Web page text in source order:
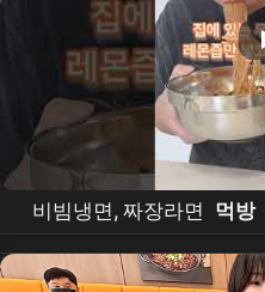
비빔냉면, 짜장라면 먹방